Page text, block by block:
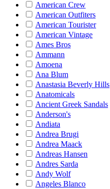
American Crew
American Outfiters
American Tourister
American Vintage
Ames Bros
Ammann
Amoena
Ana Blum
Anastasia Beverly Hills
Anatomicals
Ancient Greek Sandals
Anderson's
Andiata
Andrea Brugi
Andrea Maack
Andreas Hansen
Andres Sarda
Andy Wolf
Angeles Blanco